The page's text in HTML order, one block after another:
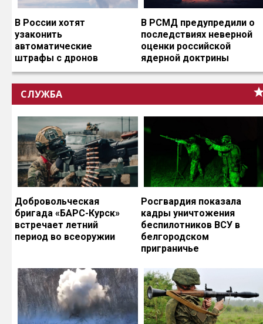
В России хотят
узаконить
автоматические
штрафы с дронов
В РСМД предупредили о
последствиях неверной
оценки российской
ядерной доктрины
СЛУЖБА
Добровольческая
бригада «БАРС-Курск»
встречает летний
период во всеоружии
Росгвардия показала
кадры уничтожения
беспилотников ВСУ в
белгородском
приграничье